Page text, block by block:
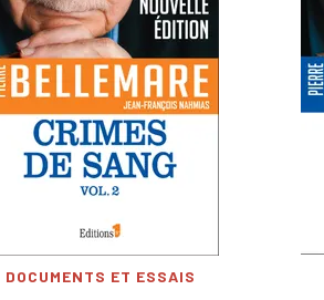
DOCUMENTS ET ESSAIS